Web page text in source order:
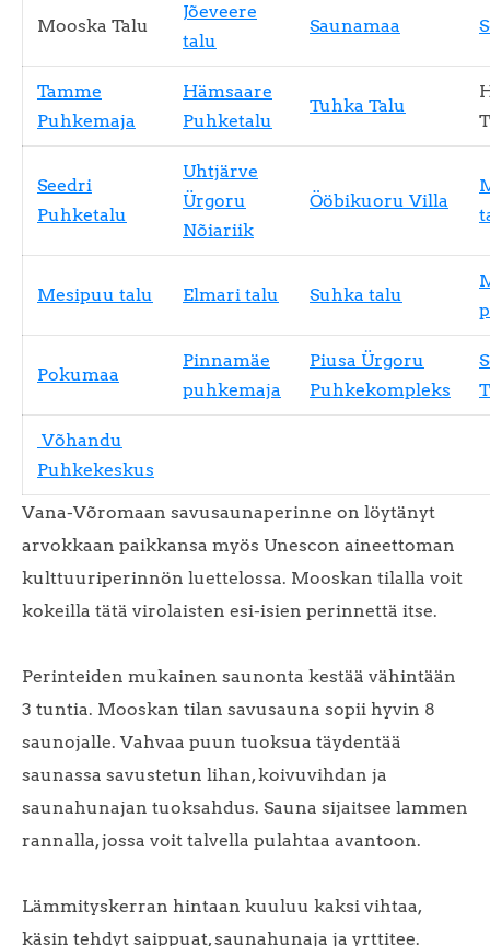
Mooska Talu
Jõeveere
talu
Saunamaa
Tamme
Puhkemaja
Hämsaare
Puhketalu
Tuhka Talu
Seedri
Puhketalu
Uhtjärve
Ürgoru
Nõiariik
Ööbikuoru Villa
Mesipuu talu Elmari talu Suhka talu
Pokumaa
Pinnamäe
puhkemaja
Piusa Ürgoru
Puhkekompleks
Võhandu
Puhkekeskus
Vana-Võromaan savusaunaperinne on löytänyt
arvokkaan paikkansa myös Unescon aineettoman
kulttuuriperinnön luettelossa. Mooskan tilalla voit
kokeilla tätä virolaisten esi-isien perinnettä itse.
Perinteiden mukainen saunonta kestää vähintään
3 tuntia. Mooskan tilan savusauna sopii hyvin 8
saunojalle. Vahvaa puun tuoksua täydentää
saunassa savustetun lihan, koivuvihdan ja
saunahunajan tuoksahdus. Sauna sijaitsee lammen
rannalla, jossa voit talvella pulahtaa avantoon.
Lämmityskerran hintaan kuuluu kaksi vihtaa,
käsin tehdyt saippuat, saunahunaja ja yrttitee.